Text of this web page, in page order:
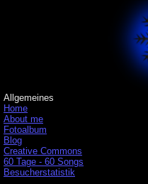
Allgemeines
Home
About me
Fotoalbum
Blog
Creative Commons
60 Tage - 60 Songs
Besucherstatistik